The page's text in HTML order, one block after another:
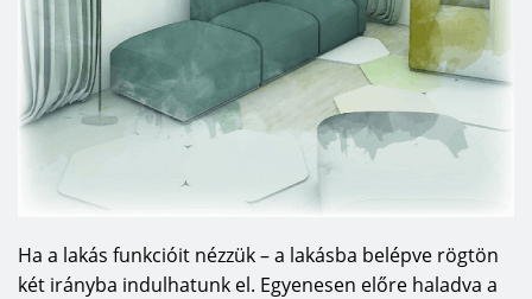
Ha a lakás funkcióit nézzük – a lakásba belépve rögtön
két irányba indulhatunk el. Egyenesen előre haladva a